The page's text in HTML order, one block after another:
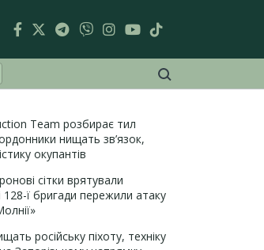
Team розбирає тил
нищать зв’язок,
окупантів
сітки врятували
128-ї бригади пережили атаку
російську піхоту, техніку